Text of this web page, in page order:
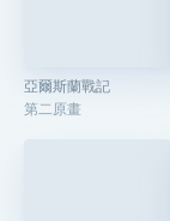
亞爾斯蘭戰記
第二原畫